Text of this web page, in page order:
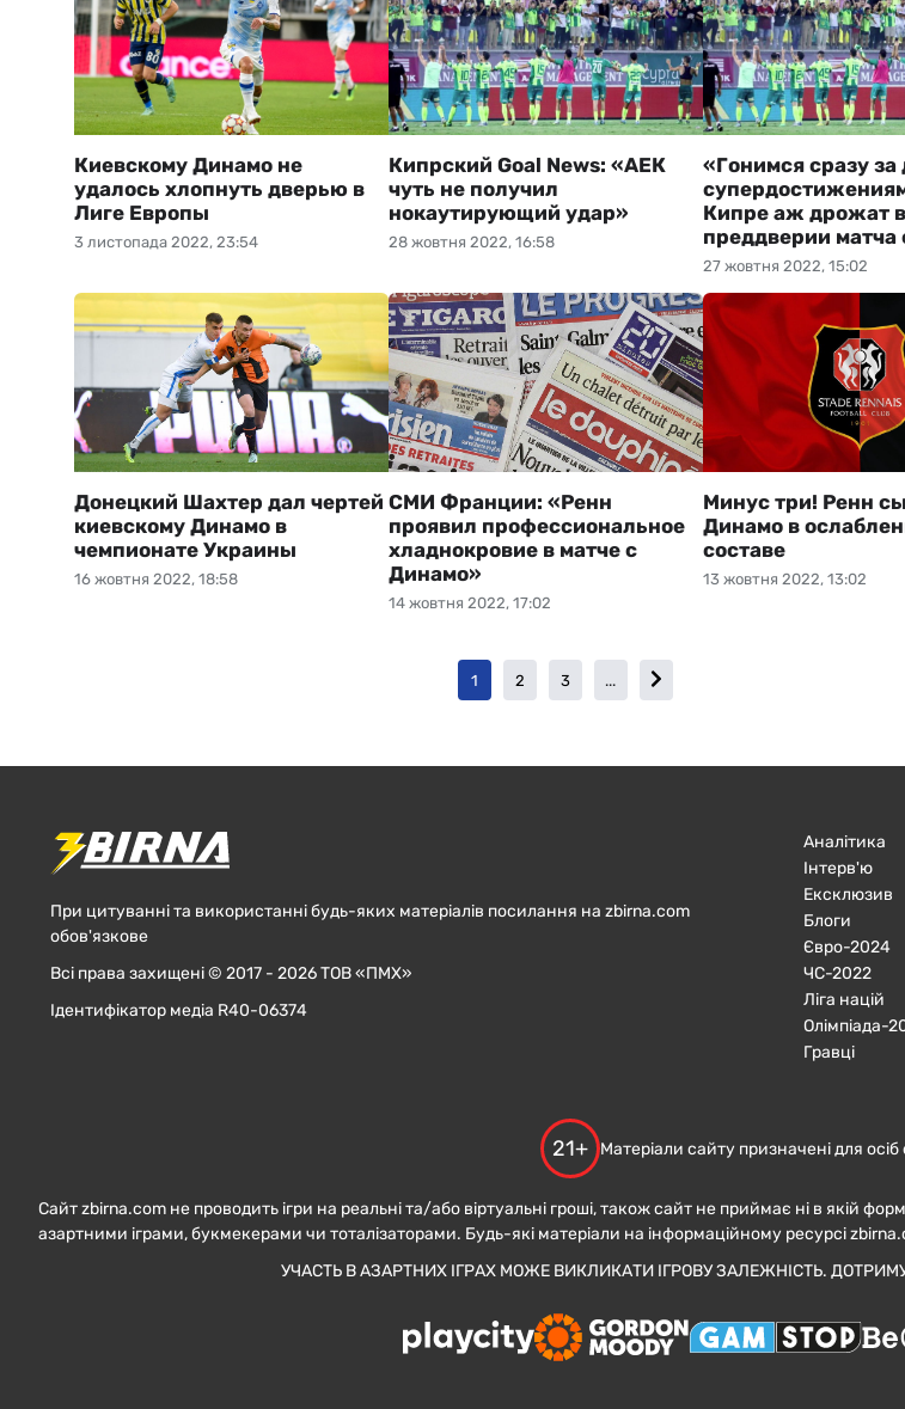
3 листопада 2022, 23:54
Киевскому Динамо не
удалось хлопнуть дверью в
Лиге Европы
28 жовтня 2022, 16:58
Кипрский Goal News: «АЕК
чуть не получил
нокаутирующий удар»
27 жовтня 2022, 15:02
«Гонимся сразу за
Кипре аж дрожат в
преддверии матча
16 жовтня 2022, 18:58
Донецкий Шахтер дал чертей
киевскому Динамо в
чемпионате Украины
14 жовтня 2022, 17:02
СМИ Франции: «Ренн
проявил профессиональное
хладнокровие в матче с
Динамо»
13 жовтня 2022, 13:02
Минус три! Ренн
Динамо в
составе
1 2 3 ...
При цитуванні та використанні будь-яких матеріалів посилання на zbirna.com
обов'язкове
Всі права захищені © 2017 - 2026 ТОВ «ПМХ»
Ідентифікатор медіа R40-06374
Аналітика
Інтерв'ю
Ексклюзив
Блоги
Євро-2024
ЧC-2022
Ліга націй
Олімпіада-
Гравці
21+ Матеріали сайту призначені для
Сайт zbirna.com не проводить ігри на реальні та/або віртуальні гроші, також сайт не приймає ні в якій
азартними іграми, букмекерами чи тоталізаторами. Будь-які матеріали на інформаційному ресурсі
УЧАСТЬ В АЗАРТНИХ ІГРАХ МОЖЕ ВИКЛИКАТИ ІГРОВУ ЗАЛЕЖНІСТЬ.